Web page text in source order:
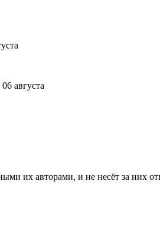
06 августа
их авторами, и не несёт за них